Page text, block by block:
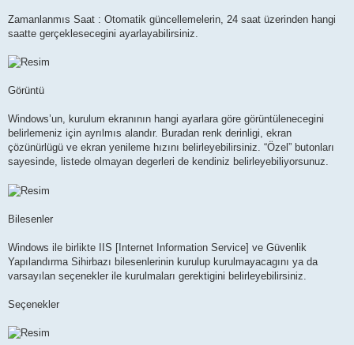
Zamanlanmıs Saat : Otomatik güncellemelerin, 24 saat üzerinden hangi
saatte gerçeklesecegini ayarlayabilirsiniz.
Görüntü
Windows’un, kurulum ekranının hangi ayarlara göre görüntülenecegini
belirlemeniz için ayrılmıs alandır. Buradan renk derinligi, ekran
çözünürlügü ve ekran yenileme hızını belirleyebilirsiniz. “Özel” butonları
sayesinde, listede olmayan degerleri de kendiniz belirleyebiliyorsunuz.
Bilesenler
Windows ile birlikte IIS [Internet Information Service] ve Güvenlik
Yapılandırma Sihirbazı bilesenlerinin kurulup kurulmayacagını ya da
varsayılan seçenekler ile kurulmaları gerektigini belirleyebilirsiniz.
Seçenekler